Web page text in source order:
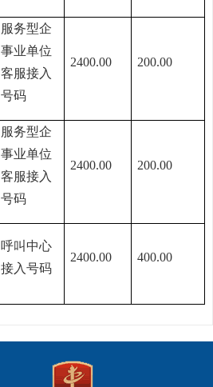
服务型企
事业单位
客服接入
号码
2400.00 200.00
服务型企
事业单位
客服接入
号码
2400.00 200.00
呼叫中心
接入号码
2400.00 400.00